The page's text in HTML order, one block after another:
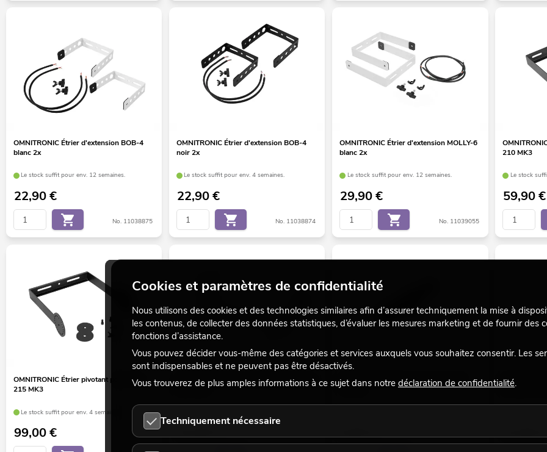
OMNITRONIC Étrier d'extension BOB-4
blanc 2x
Le stock suffit pour env. 12 semaines.
22,90€
No. 11038875
OMNITRONIC Étrier d'extension BOB-4
noir 2x
Le stock suffit pour env. 4 semaines.
22,90€
No. 11038874
OMNITRONIC Étrier d'extension MOLLY-6
blanc 2x
Le stock suffit pour env. 12 semaines.
29,90€
No. 11039055
210 MK3
Le stock
59,90€
OMNITRONIC Étrier pivotant pour PAS-
215 MK3
Le stock suffit pour env. 4 semaines.
99,00€
OMNITRONIC WH-1 support mural 30 kg
max blanc
32,90€
OMNITRONIC ROD Stand Adaptor 35-
>25mm
6,90€
de basse /
13,90€
Cookies et paramètres de confidentialité
Nous utilisons des cookies et des technologies similaires afin d’assurer techniquement la mise à
les contenus, de collecter des données statistiques, d’évaluer les mesures marketing et de fournir des
fonctions d’assistance.
Vous pouvez décider vous-même des catégories et services auxquels vous souhaitez consentir. Les
sont indispensables et ne peuvent pas être désactivés.
Vous trouverez de plus amples informations à ce sujet dans notre déclaration de confidentialité.
Techniquement nécessaire